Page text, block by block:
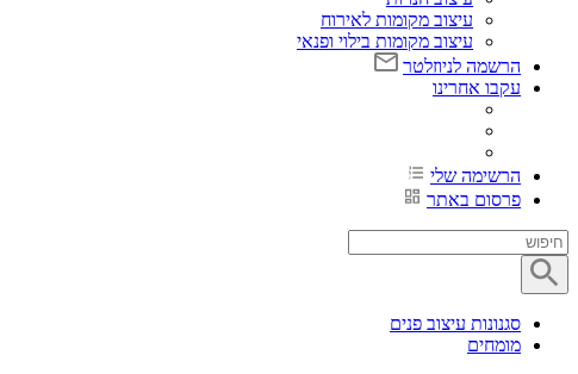
עיצוב מקומות לאירוח
עיצוב מקומות בילוי ופנאי
הרשמה לניוזלטר
עקבו אחרינו
הרשימה שלי
פרסום באתר
סגנונות עיצוב פנים
מומחים